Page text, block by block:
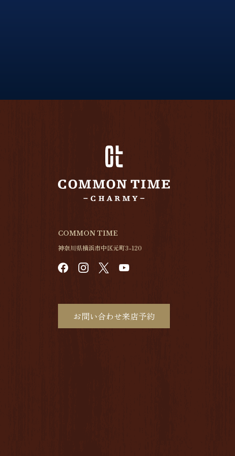
COMMON TIME
神奈川県横浜市中区元町3-120
お問い合わせ来店予約